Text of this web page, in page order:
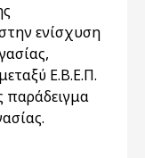
ενίσχυση
Ε.Β.Ε.Π.
παράδειγμα